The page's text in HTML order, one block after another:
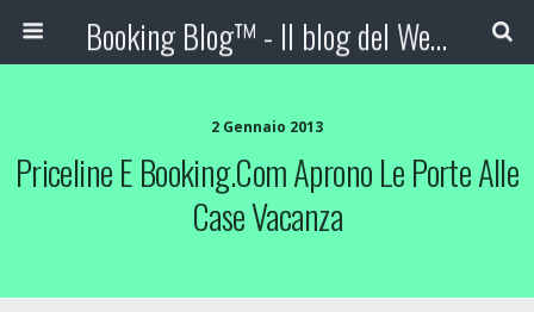
Booking Blog™ - Il blog del Web Marketing Turistico
2 Gennaio 2013
Priceline E Booking.com Aprono Le Porte Alle
Case Vacanza